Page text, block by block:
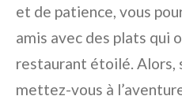
et de patience, vous
amis avec des plats qui
restaurant étoilé. Alors,
mettez-vous à